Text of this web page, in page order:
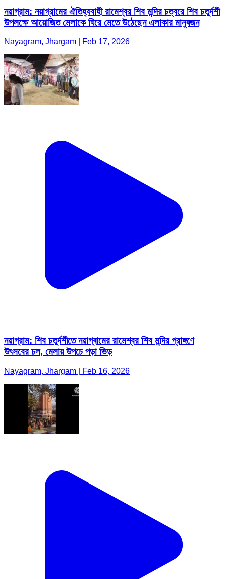
নয়াগ্রাম: নয়াগ্রামের ঐতিহ্যবাহী রামেশ্বর শিব মন্দির চত্বরে শিব চতুর্দশী
উপলক্ষে আয়োজিত মেলাকে ঘিরে মেতে উঠেছেন এলাকার মানুষজন
Nayagram, Jhargam | Feb 17, 2026
নয়াগ্রাম: শিব চতুর্দশীতে নয়াগ্ৰামের রামেশ্বর শিব মন্দির প্রাঙ্গণে
উৎসবের ঢল, মেলায় উপচে পড়া ভিড়
Nayagram, Jhargam | Feb 16, 2026